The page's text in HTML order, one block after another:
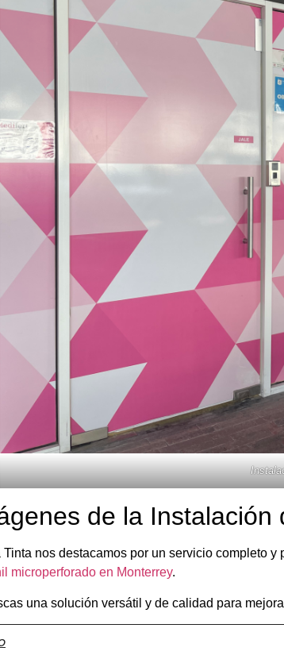
de la
Tinta nos destacamos por un servicio completo
microperforado en Monterrey.
una solución versátil y de calidad para